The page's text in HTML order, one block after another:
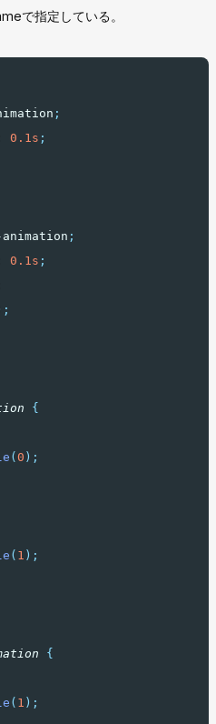
で指定している。
;
0.1s ;
;
0.1s ;
{
(0 );
( 1 );
{
( 1 );